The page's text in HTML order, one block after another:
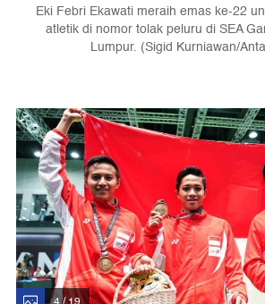
Eki Febri Ekawati meraih emas ke-22
atletik di nomor tolak peluru di SEA
Lumpur. (Sigid Kurniawan/